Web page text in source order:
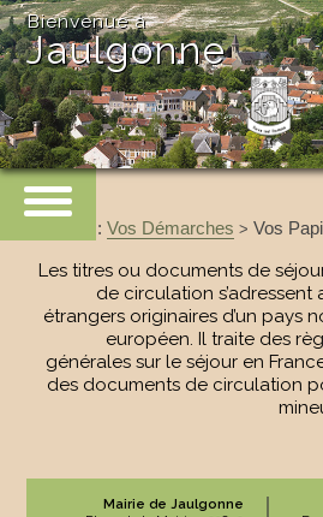
Bienvenue à
Jaulgonne
:Vos Démarches > Vos
Les titres ou documents de
de circulation s’adressent
étrangers originaires d’un pays
européen. Il traite des
générales sur le séjour en
des documents de circulation
Mairie de Jaulgonne